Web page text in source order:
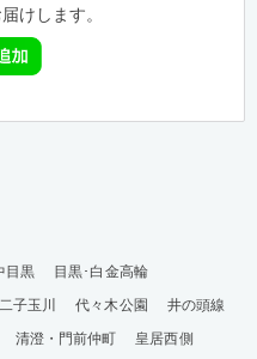
けします。
目黒
目黒･白金高輪
子玉川 代々木公園
井の頭線
清澄・門前仲町
皇居西側